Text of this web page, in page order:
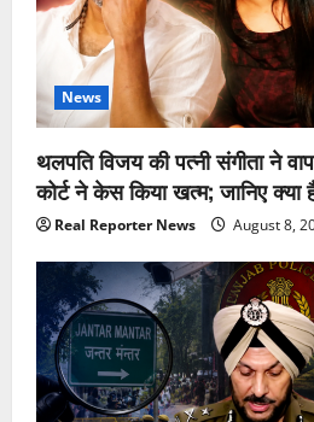
News
थलपति विजय की पत्नी संगीता ने
कोर्ट ने केस किया खत्म; जानिए क्या
Real Reporter News August 8,